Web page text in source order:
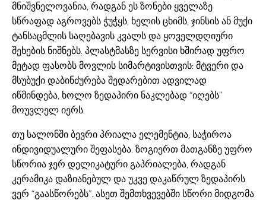
მნიშვნელოვანია, რადგან ეს ზონები ყველაზე
სწრაფად აგროვებს ჭუჭყს, ხელის ცხიმს, ჯინსის ან მუქი
ტანსაცმლის საღებავის კვალს და ყოველდღიური
შეხების ნიშნებს. პლასტმასზე სერვისი ხშირად უფრო
მეტად ფასობს მოვლის სიმარტივისთვის: მტვერი და
მსუბუქი დაბინძურება შედარებით ადვილად
იწმინდება, ხოლო ზედაპირი ნაკლებად “იღებს”
მოუვლელ იერს.
თუ სალონში ბევრი პრიალა ელემენტია, საჭიროა
ინდივიდუალური შეფასება. ზოგიერთ მათგანზე უფრო
სწორია ჯერ დელიკატური გაპრიალება, რადგან
კერამიკა დაზიანებულ და უკვე დაკაწრულ ზედაპირს
ვერ “გაასწორებს”. ასეთ შემთხვევებში სწორი მიდგომა